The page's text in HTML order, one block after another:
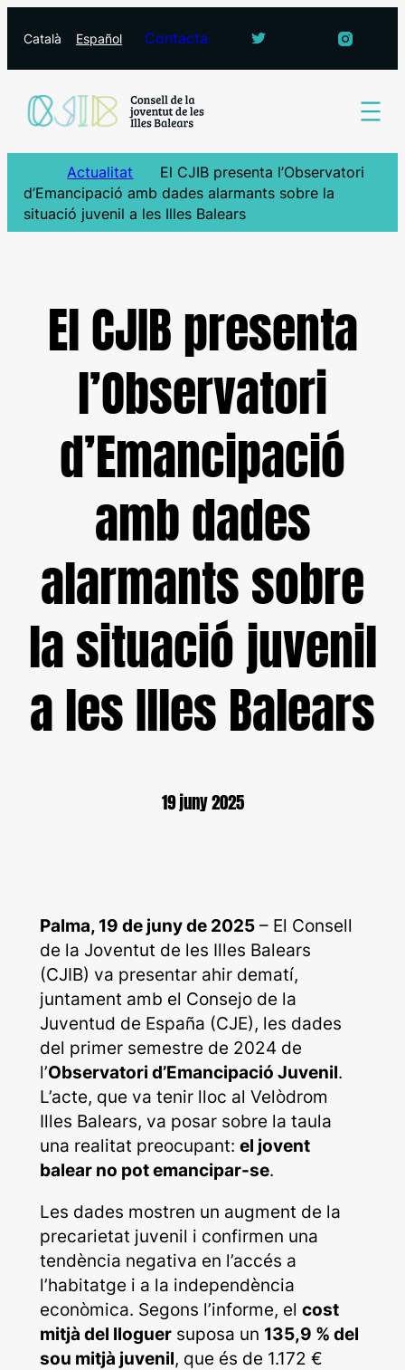
contingut
Català Español Contacta
Actualitat
El CJIB presenta l’Observatori
d’Emancipació amb dades alarmants sobre la
situació juvenil a les Illes Balears
El CJIB presenta
l’Observatori
d’Emancipació
amb dades
alarmants sobre
la situació juvenil
a les Illes Balears
19 juny 2025
Palma, 19 de juny de 2025 – El Consell
de la Joventut de les Illes Balears
(CJIB) va presentar ahir dematí,
juntament amb el Consejo de la
Juventud de España (CJE), les dades
del primer semestre de 2024 de
l’Observatori d’Emancipació Juvenil.
L’acte, que va tenir lloc al Velòdrom
Illes Balears, va posar sobre la taula
una realitat preocupant:el jovent
balear no pot emancipar-se.
Les dades mostren un augment de la
precarietat juvenil i confirmen una
tendència negativa en l’accés a
l’habitatge i a la independència
econòmica. Segons l’informe, elcost
mitjà del lloguer suposa un 135,9 % del
sou mitjà juvenil, que és de 1.172 €